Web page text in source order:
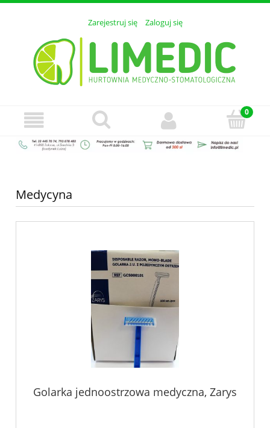
Zarejestruj się Zaloguj się
Medycyna
Golarka jednoostrzowa medyczna, Zarys